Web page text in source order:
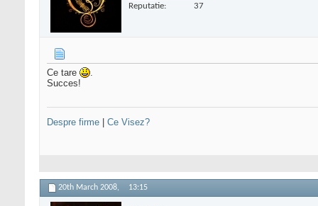
Reputatie: 37
Ce tare
.
Succes!
Despre firme Ce Visez?
20th March 2008, 13:15